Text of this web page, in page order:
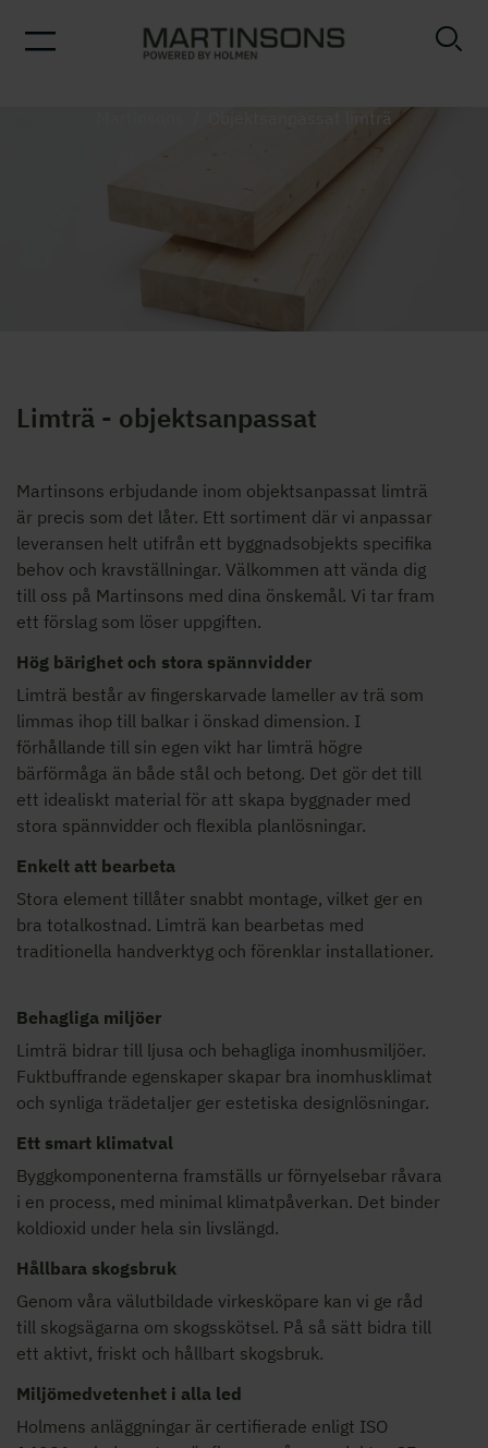
Objektsanpassat limträ
Limträ - objektsanpassat
Martinsons erbjudande inom objektsanpassat limträ
är precis som det låter. Ett sortiment där vi anpassar
leveransen helt utifrån ett byggnadsobjekts specifika
behov och kravställningar. Välkommen att vända dig
till oss på Martinsons med dina önskemål. Vi tar fram
ett förslag som löser uppgiften.
Hög bärighet och stora spännvidder
Limträ består av fingerskarvade lameller av trä som
limmas ihop till balkar i önskad dimension. I
förhållande till sin egen vikt har limträ högre
bärförmåga än både stål och betong. Det gör det till
ett idealiskt material för att skapa byggnader med
stora spännvidder och flexibla planlösningar.
Enkelt att bearbeta
Stora element tillåter snabbt montage, vilket ger en
bra totalkostnad. Limträ kan bearbetas med
traditionella handverktyg och förenklar installationer.
Behagliga miljöer
Limträ bidrar till ljusa och behagliga inomhusmiljöer.
Fuktbuffrande egenskaper skapar bra inomhusklimat
och synliga trädetaljer ger estetiska designlösningar.
Ett smart klimatval
Byggkomponenterna framställs ur förnyelsebar råvara
i en process, med minimal klimatpåverkan. Det binder
koldioxid under hela sin livslängd.
Hållbara skogsbruk
Genom våra välutbildade virkesköpare kan vi ge råd
till skogsägarna om skogsskötsel. På så sätt bidra till
ett aktivt, friskt och hållbart skogsbruk.
Miljömedvetenhet i alla led
Holmens anläggningar är certifierade enligt ISO